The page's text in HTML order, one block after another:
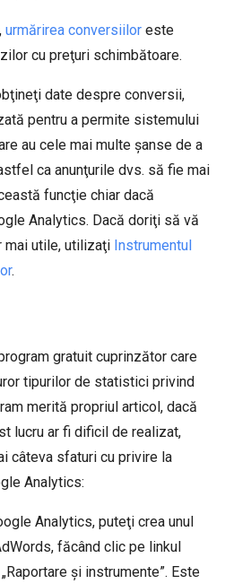
urmărirea conversiilor este
cu preţuri schimbătoare.
date despre conversii,
pentru a permite sistemului
au cele mai multe şanse de a
ca anunţurile dvs. să fie mai
funcţie chiar dacă
Analytics. Dacă doriţi să vă
mai utile, utilizaţi Instrumentul
.
gratuit cuprinzător care
tipurilor de statistici privind
merită propriul articol, dacă
lucru ar fi dificil de realizat,
câteva sfaturi cu privire la
Analytics:
Analytics, puteţi crea unul
făcând clic pe linkul
şi instrumente”. Este